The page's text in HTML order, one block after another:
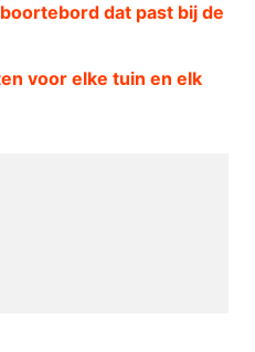
dat past bij de
voor elke tuin en elk